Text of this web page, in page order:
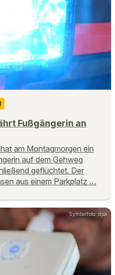
Fußgängerin an
am Montagmorgen ein
auf dem Gehweg
geflüchtet. Der
aus einem Parkplatz …
Symbolfoto: dpa